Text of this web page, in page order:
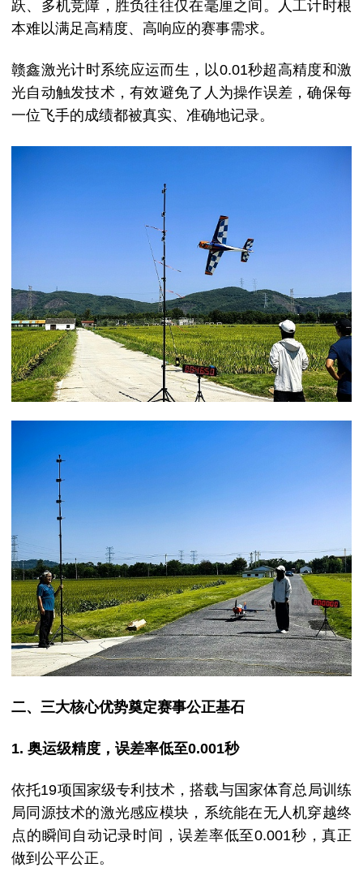
跃、多机竞障，胜负往往仅在毫厘之间。人工计时根
本难以满足高精度、高响应的赛事需求。
赣鑫激光计时系统应运而生，以0.01秒超高精度和激
光自动触发技术，有效避免了人为操作误差，确保每
一位飞手的成绩都被真实、准确地记录。
二、三大核心优势奠定赛事公正基石
1. 奥运级精度，误差率低至0.001秒
依托19项国家级专利技术，搭载与国家体育总局训练
局同源技术的激光感应模块，系统能在无人机穿越终
点的瞬间自动记录时间，误差率低至0.001秒，真正
做到公平公正。